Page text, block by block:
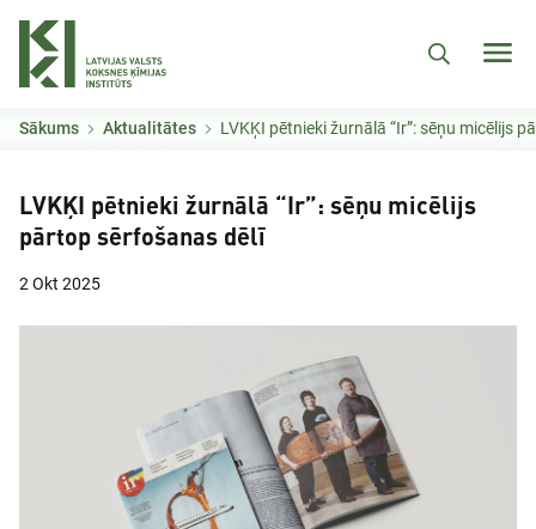
Sākums Aktualitātes LVKĶI pētnieki žurnālā “Ir”: sēņu micēlijs
LVKĶI pētnieki žurnālā “Ir”: sēņu micēlijs
pārtop sērfošanas dēlī
2 Okt 2025